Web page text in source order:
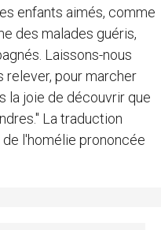
enfants aimés, comme
des malades guéris,
Laissons-nous
relever, pour marcher
la joie de découvrir que
La traduction
l'homélie prononcée